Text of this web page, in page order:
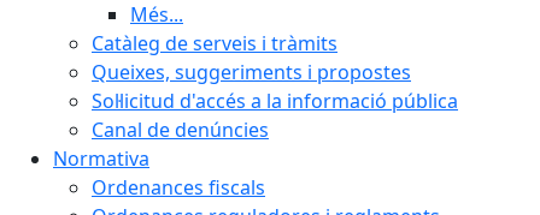
Més...
Catàleg de serveis i tràmits
Queixes, suggeriments i propostes
Sol·licitud d'accés a la informació pública
Canal de denúncies
Normativa
Ordenances fiscals